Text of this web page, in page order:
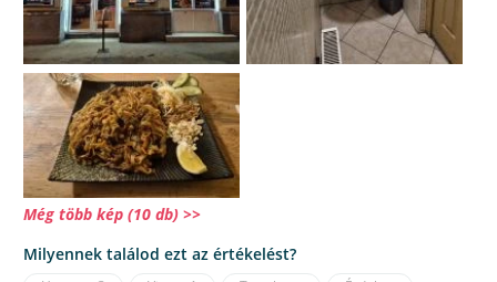
Még több kép (10 db) >>
Milyennek találod ezt az értékelést?